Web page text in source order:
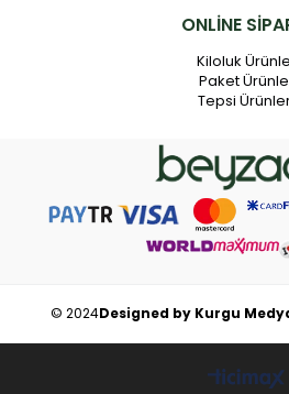
ONLİNE
Kiloluk
Paket
Tepsi
© 2024Designed by Kurgu